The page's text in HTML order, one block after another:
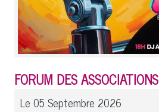
FORUM DES ASSOCIATIONS
Le 05 Septembre 2026